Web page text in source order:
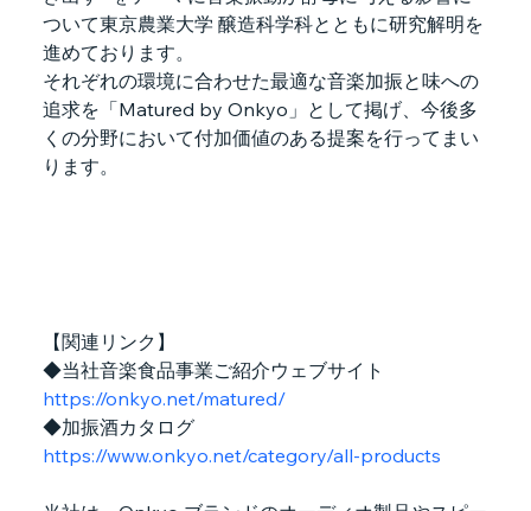
ついて東京農業大学 醸造科学科とともに研究解明を
進めております。
それぞれの環境に合わせた最適な音楽加振と味への
追求を「Matured by Onkyo」として掲げ、今後多
くの分野において付加価値のある提案を行ってまい
ります。
【関連リンク】
◆当社音楽食品事業ご紹介ウェブサイト
https://onkyo.net/matured/
◆加振酒カタログ
https://www.onkyo.net/category/all-products